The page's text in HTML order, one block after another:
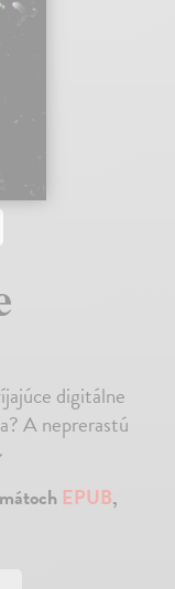
digitálne
A neprerastú
EPUB,